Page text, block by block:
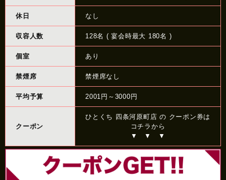
休日 なし
収容人数 128名 ( 宴会時最大 180名 )
個室 あり
禁煙席 禁煙席なし
平均予算 2001円～3000円
クーポン
ひとくち 四条河原町店 の クーポン券は
コチラから
▼ ▼ ▼